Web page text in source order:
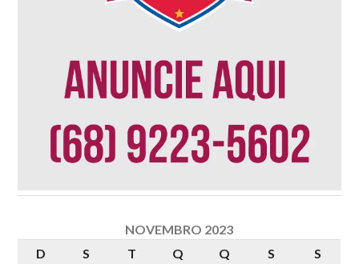
NOVEMBRO 2023
D
S T Q Q S S